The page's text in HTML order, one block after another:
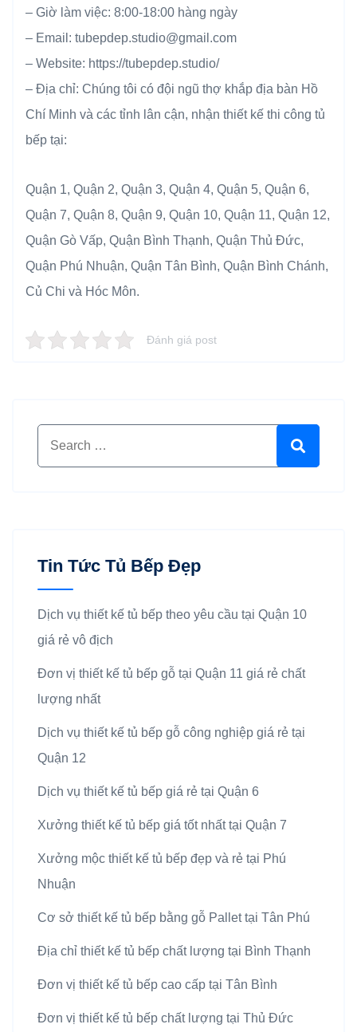
– Giờ làm việc: 8:00-18:00 hàng ngày
– Email: tubepdep.studio@gmail.com
– Website: https://tubepdep.studio/
– Địa chỉ: Chúng tôi có đội ngũ thợ khắp địa bàn Hồ
Chí Minh và các tỉnh lân cận, nhận thiết kế thi công tủ
bếp tại:
Quận 1, Quận 2, Quận 3, Quận 4, Quận 5, Quận 6,
Quận 7, Quận 8, Quận 9, Quận 10, Quận 11, Quận 12,
Quận Gò Vấp, Quận Bình Thạnh, Quận Thủ Đức,
Quận Phú Nhuận, Quận Tân Bình, Quận Bình Chánh,
Củ Chi và Hóc Môn.
Đánh giá post
Tin Tức Tủ Bếp Đẹp
Dịch vụ thiết kế tủ bếp theo yêu cầu tại Quận 10
giá rẻ vô địch
Đơn vị thiết kế tủ bếp gỗ tại Quận 11 giá rẻ chất
lượng nhất
Dịch vụ thiết kế tủ bếp gỗ công nghiệp giá rẻ tại
Quận 12
Dịch vụ thiết kế tủ bếp giá rẻ tại Quận 6
Xưởng thiết kế tủ bếp giá tốt nhất tại Quận 7
Xưởng mộc thiết kế tủ bếp đẹp và rẻ tại Phú
Nhuận
Cơ sở thiết kế tủ bếp bằng gỗ Pallet tại Tân Phú
Địa chỉ thiết kế tủ bếp chất lượng tại Bình Thạnh
Đơn vị thiết kế tủ bếp cao cấp tại Tân Bình
Đơn vị thiết kế tủ bếp chất lượng tại Thủ Đức